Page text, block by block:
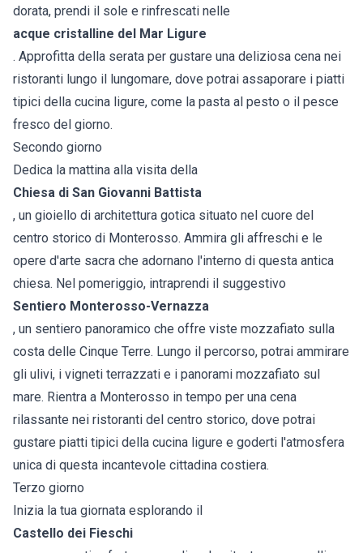
dorata, prendi il sole e rinfrescati nelle
acque cristalline del Mar Ligure
. Approfitta della serata per gustare una deliziosa cena nei
ristoranti lungo il lungomare, dove potrai assaporare i piatti
tipici della cucina ligure, come la pasta al pesto o il pesce
fresco del giorno.
Secondo giorno
Dedica la mattina alla visita della
Chiesa di San Giovanni Battista
, un gioiello di architettura gotica situato nel cuore del
centro storico di Monterosso. Ammira gli affreschi e le
opere d'arte sacra che adornano l'interno di questa antica
chiesa. Nel pomeriggio, intraprendi il suggestivo
Sentiero Monterosso-Vernazza
, un sentiero panoramico che offre viste mozzafiato sulla
costa delle Cinque Terre. Lungo il percorso, potrai ammirare
gli ulivi, i vigneti terrazzati e i panorami mozzafiato sul
mare. Rientra a Monterosso in tempo per una cena
rilassante nei ristoranti del centro storico, dove potrai
gustare piatti tipici della cucina ligure e goderti l'atmosfera
unica di questa incantevole cittadina costiera.
Terzo giorno
Inizia la tua giornata esplorando il
Castello dei Fieschi